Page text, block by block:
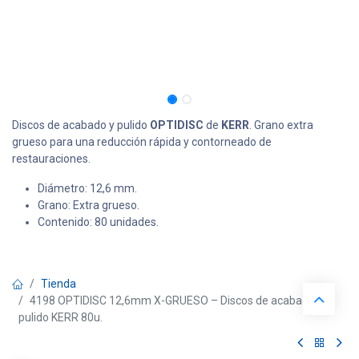
Discos de acabado y pulido OPTIDISC de KERR . Grano extra
grueso para una reducción rápida y contorneado de
restauraciones.
Diámetro: 12,6 mm.
Grano: Extra grueso.
Contenido: 80 unidades.
Tienda
4198 OPTIDISC 12,6mm X-GRUESO – Discos de acabado y
pulido KERR 80u.